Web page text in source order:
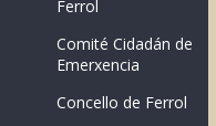
Ferrol
Comité Cidadán de
Emerxencia
Concello de Ferrol